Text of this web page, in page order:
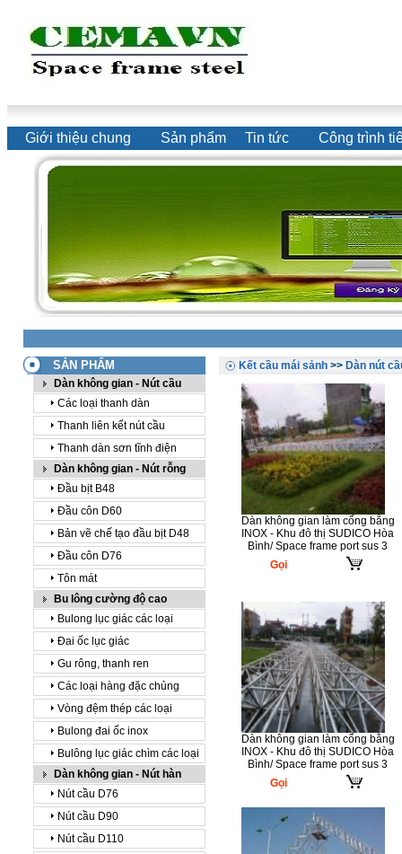
Giới thiệu chung Sản phẩm Tin tức Công trình
SẢN PHẨM
Dàn không gian - Nút cầu
Các loại thanh dàn
Thanh liên kết nút cầu
Thanh dàn sơn tĩnh điện
Dàn không gian - Nút rỗng
Đầu bịt B48
Đầu côn D60
Bản vẽ chế tạo đầu bịt D48
Đầu côn D76
Tôn mát
Bu lông cường độ cao
Bulong lục giác các loại
Đai ốc lục giác
Gu rông, thanh ren
Các loại hàng đặc chủng
Vòng đệm thép các loại
Bulong đai ốc inox
Bulông lục giác chìm các loại
Dàn không gian - Nút hàn
Nút cầu D76
Nút cầu D90
Nút cầu D110
Kết cầu mái sảnh >> Dàn nút
Dàn không gian làm cổng bằng
INOX - Khu đô thị SUDICO Hòa
Bình/ Space frame port sus 3
Gọi
Dàn không gian làm cổng bằng
INOX - Khu đô thị SUDICO Hòa
Bình/ Space frame port sus 3
Gọi